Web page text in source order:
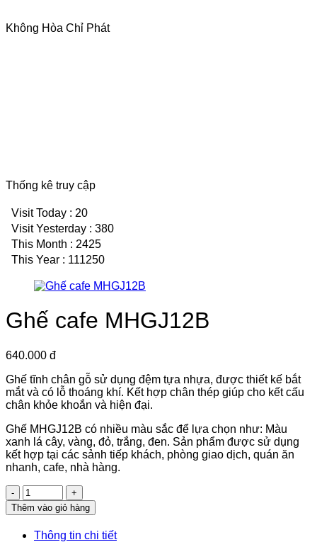
Không Hòa Chỉ Phát
Thống kê truy cập
Visit Today : 20
Visit Yesterday : 380
This Month : 2425
This Year : 111250
Ghế cafe MHGJ12B
640.000 đ
Ghế tĩnh chân gỗ sử dụng đệm tựa nhựa, được thiết kế bắt
mắt và có lỗ thoáng khí. Kết hợp chân thép giúp cho kết cấu
chân khỏe khoắn và hiện đại.
Ghế MHGJ12B có nhiều màu sắc để lựa chọn như: Màu
xanh lá cây, vàng, đỏ, trắng, đen. Sản phẩm được sử dụng
kết hợp tại các sảnh tiếp khách, phòng giao dịch, quán ăn
nhanh, cafe, nhà hàng.
Số
lượng
Thêm vào giỏ hàng
Thông tin chi tiết